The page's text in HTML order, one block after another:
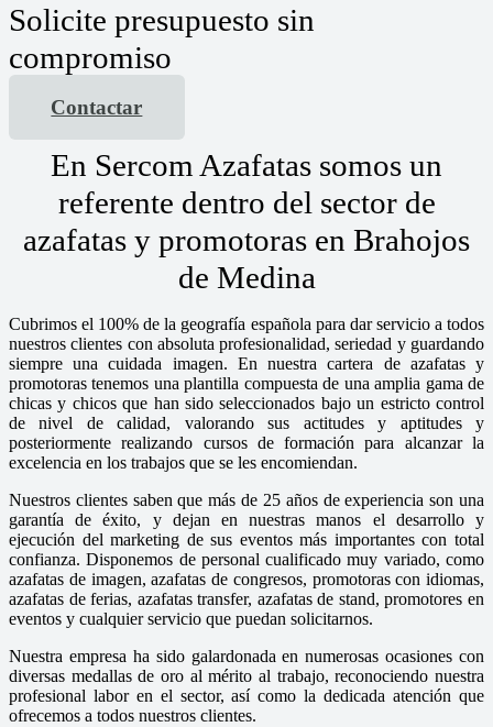
Solicite presupuesto sin
compromiso
Contactar
En Sercom Azafatas somos un
referente dentro del sector de
azafatas y promotoras en Brahojos
de Medina
Cubrimos el 100% de la geografía española para dar servicio a todos
nuestros clientes con absoluta profesionalidad, seriedad y guardando
siempre una cuidada imagen. En nuestra cartera de azafatas y
promotoras tenemos una plantilla compuesta de una amplia gama de
chicas y chicos que han sido seleccionados bajo un estricto control
de nivel de calidad, valorando sus actitudes y aptitudes y
posteriormente realizando cursos de formación para alcanzar la
excelencia en los trabajos que se les encomiendan.
Nuestros clientes saben que más de 25 años de experiencia son una
garantía de éxito, y dejan en nuestras manos el desarrollo y
ejecución del marketing de sus eventos más importantes con total
confianza. Disponemos de personal cualificado muy variado, como
azafatas de imagen, azafatas de congresos, promotoras con idiomas,
azafatas de ferias, azafatas transfer, azafatas de stand, promotores en
eventos y cualquier servicio que puedan solicitarnos.
Nuestra empresa ha sido galardonada en numerosas ocasiones con
diversas medallas de oro al mérito al trabajo, reconociendo nuestra
profesional labor en el sector, así como la dedicada atención que
ofrecemos a todos nuestros clientes.